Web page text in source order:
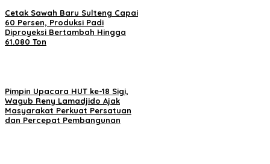
Cetak Sawah Baru Sulteng Capai
60 Persen, Produksi Padi
Diproyeksi Bertambah Hingga
61.080 Ton
Pimpin Upacara HUT ke-18 Sigi,
Wagub Reny Lamadjido Ajak
Masyarakat Perkuat Persatuan
dan Percepat Pembangunan